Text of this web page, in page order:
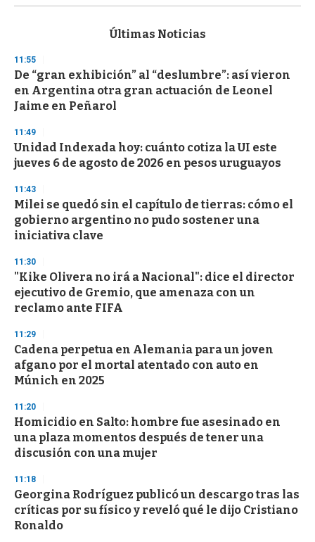
s
d
s
o
f
3
s
e
c
o
d
s
Últimas Noticias
11:55
De “gran exhibición” al “deslumbre”: así vieron
en Argentina otra gran actuación de Leonel
Jaime en Peñarol
11:49
Unidad Indexada hoy: cuánto cotiza la UI este
jueves 6 de agosto de 2026 en pesos uruguayos
11:43
Milei se quedó sin el capítulo de tierras: cómo el
gobierno argentino no pudo sostener una
iniciativa clave
11:30
"Kike Olivera no irá a Nacional": dice el director
ejecutivo de Gremio, que amenaza con un
reclamo ante FIFA
11:29
Cadena perpetua en Alemania para un joven
afgano por el mortal atentado con auto en
Múnich en 2025
11:20
Homicidio en Salto: hombre fue asesinado en
una plaza momentos después de tener una
discusión con una mujer
11:18
Georgina Rodríguez publicó un descargo tras las
críticas por su físico y reveló qué le dijo Cristiano
Ronaldo